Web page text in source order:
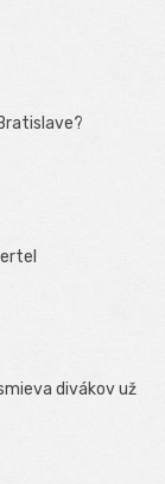
divákov už